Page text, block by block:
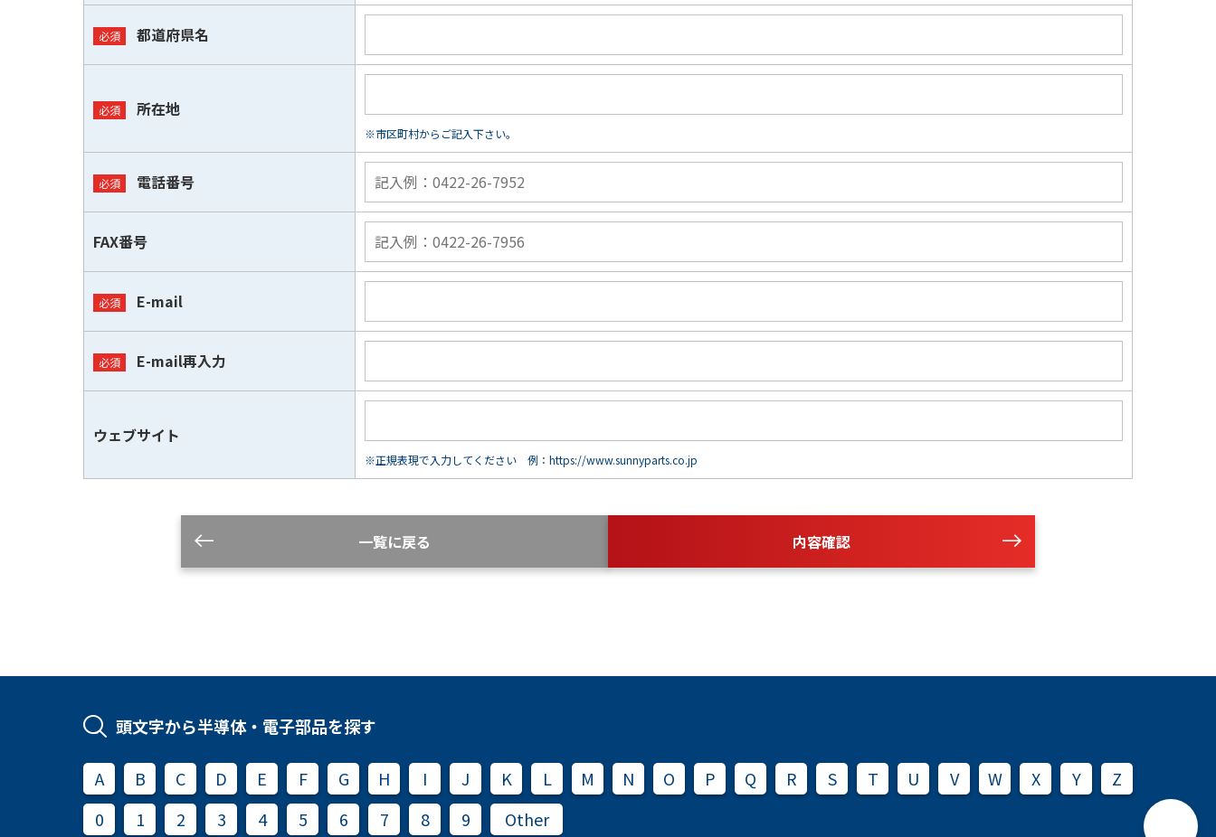
都道府県名
所在地
※市区町村からご記入下さい。
電話番号
FAX番号
E-mail
E-mail再入力
ウェブサイト
※正規表現で入力してください 例：https://www.sunnyparts.co.jp
一覧に戻る 内容確認
頭文字から半導体・電子部品を探す
A B C D E F G H I J K L M N O P Q R S T U V W X Y
Z
0
1 2 3 4 5 6 7 8 9 Other